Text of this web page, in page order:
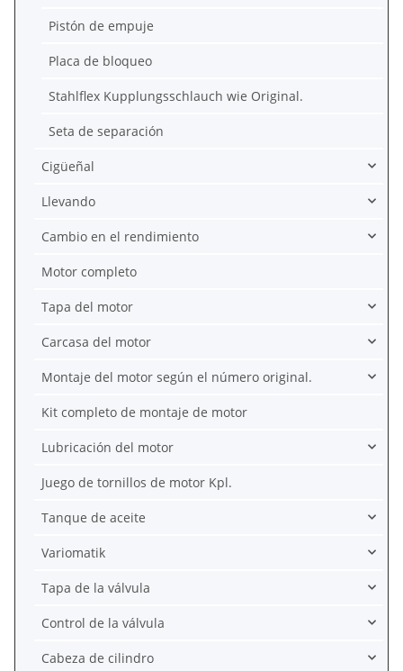
Pistón de empuje
Placa de bloqueo
Stahlflex Kupplungsschlauch wie Original.
Seta de separación
Cigüeñal
Llevando
Cambio en el rendimiento
Motor completo
Tapa del motor
Carcasa del motor
Montaje del motor según el número original.
Kit completo de montaje de motor
Lubricación del motor
Juego de tornillos de motor Kpl.
Tanque de aceite
Variomatik
Tapa de la válvula
Control de la válvula
Cabeza de cilindro